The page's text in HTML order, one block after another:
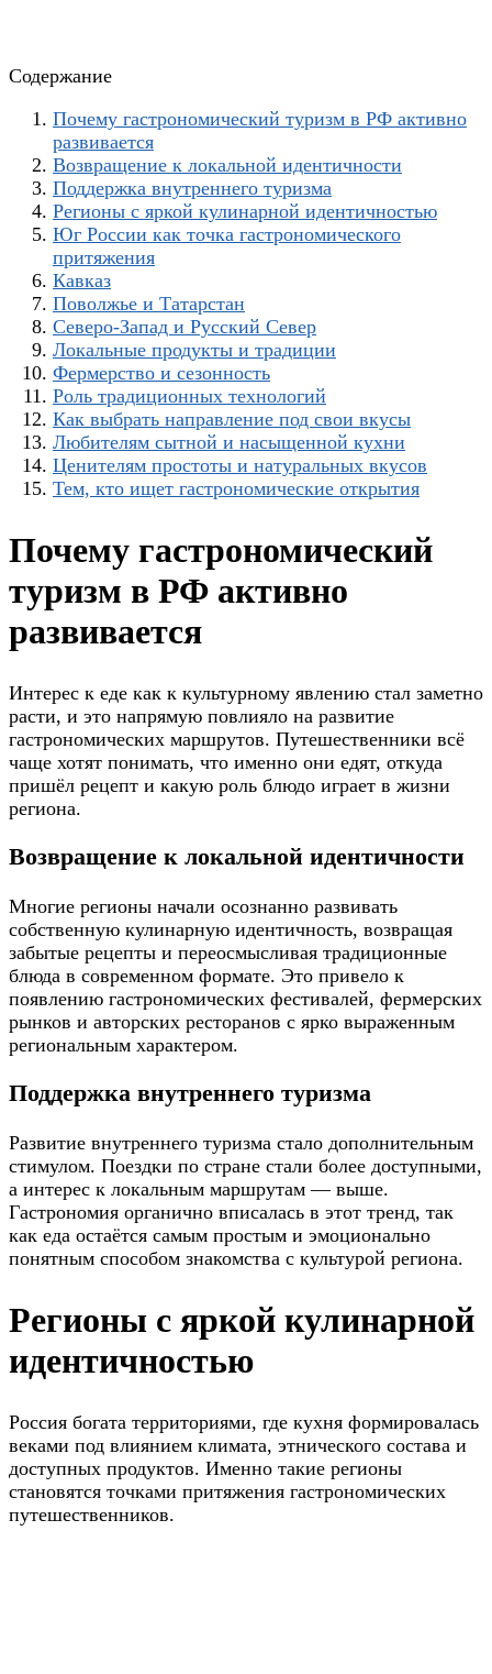
Содержание
Почему гастрономический туризм в РФ активно
развивается
Возвращение к локальной идентичности
Поддержка внутреннего туризма
Регионы с яркой кулинарной идентичностью
Юг России как точка гастрономического
притяжения
Кавказ
Поволжье и Татарстан
Северо-Запад и Русский Север
Локальные продукты и традиции
Фермерство и сезонность
Роль традиционных технологий
Как выбрать направление под свои вкусы
Любителям сытной и насыщенной кухни
Ценителям простоты и натуральных вкусов
Тем, кто ищет гастрономические открытия
Почему гастрономический
туризм в РФ активно
развивается
Интерес к еде как к культурному явлению стал заметно
расти, и это напрямую повлияло на развитие
гастрономических маршрутов. Путешественники всё
чаще хотят понимать, что именно они едят, откуда
пришёл рецепт и какую роль блюдо играет в жизни
региона.
Возвращение к локальной идентичности
Многие регионы начали осознанно развивать
собственную кулинарную идентичность, возвращая
забытые рецепты и переосмысливая традиционные
блюда в современном формате. Это привело к
появлению гастрономических фестивалей, фермерских
рынков и авторских ресторанов с ярко выраженным
региональным характером.
Поддержка внутреннего туризма
Развитие внутреннего туризма стало дополнительным
стимулом. Поездки по стране стали более доступными,
а интерес к локальным маршрутам — выше.
Гастрономия органично вписалась в этот тренд, так
как еда остаётся самым простым и эмоционально
понятным способом знакомства с культурой региона.
Регионы с яркой кулинарной
идентичностью
Россия богата территориями, где кухня формировалась
веками под влиянием климата, этнического состава и
доступных продуктов. Именно такие регионы
становятся точками притяжения гастрономических
путешественников.